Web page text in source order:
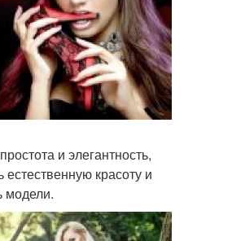
и элегантность,
естественную красоту и
модели.